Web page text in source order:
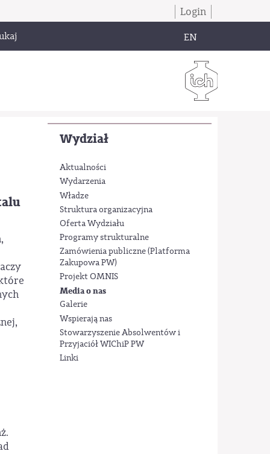
Login
EN
Wydział
Aktualności
Wydarzenia
Władze
Struktura organizacyjna
Oferta Wydziału
Programy strukturalne
Zamówienia publiczne (Platforma
Zakupowa PW)
Projekt OMNIS
Media o nas
Galerie
Wspierają nas
Stowarzyszenie Absolwentów i
Przyjaciół WIChiP PW
Linki